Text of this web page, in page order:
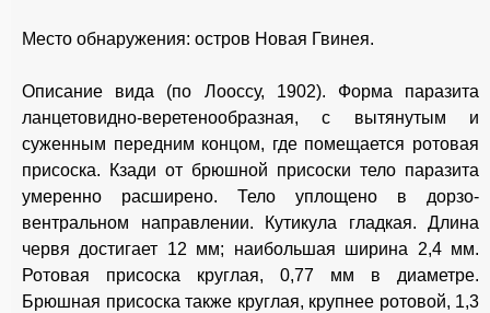
Место обнаружения: остров Новая Гвинея.
Описание вида (по Лооссу, 1902). Форма паразита
ланцетовидно-веретенообразная, с вытянутым и
суженным передним концом, где помещается ротовая
присоска. Кзади от брюшной присоски тело паразита
умеренно расширено. Тело уплощено в дорзо-
вентральном направлении. Кутикула гладкая. Длина
червя достигает 12 мм; наибольшая ширина 2,4 мм.
Ротовая присоска круглая, 0,77 мм в диаметре.
Брюшная присоска также круглая, крупнее ротовой, 1,3